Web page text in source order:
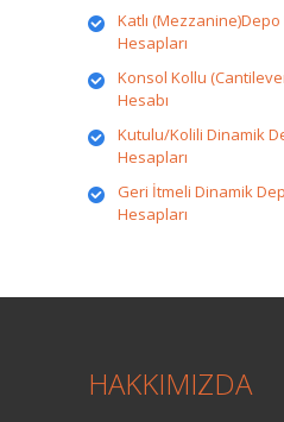
Katlı
Hesapları
Konsol Kollu
Hesabı
Kutulu/Kolili Dinamik
Hesapları
Geri İtmeli Dinamik
Hesapları
HAKKIMIZDA